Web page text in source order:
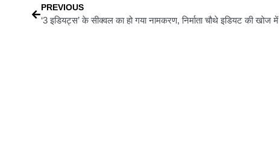
PREVIOUS
‘3 इडियट्स’ के सीक्वल का हो गया नामकरण, निर्माता चौथे इडियट की खोज में